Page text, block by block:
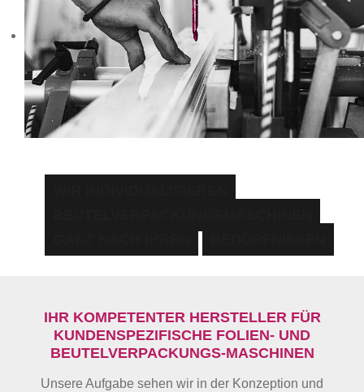
IHR KOMPETENTER HERSTELLER FÜR
KUNDENSPEZIFISCHE FOLIEN- UND
BEUTELVERPACKUNGS-MASCHINEN
Unsere Aufgabe sehen wir in der Konzeption und